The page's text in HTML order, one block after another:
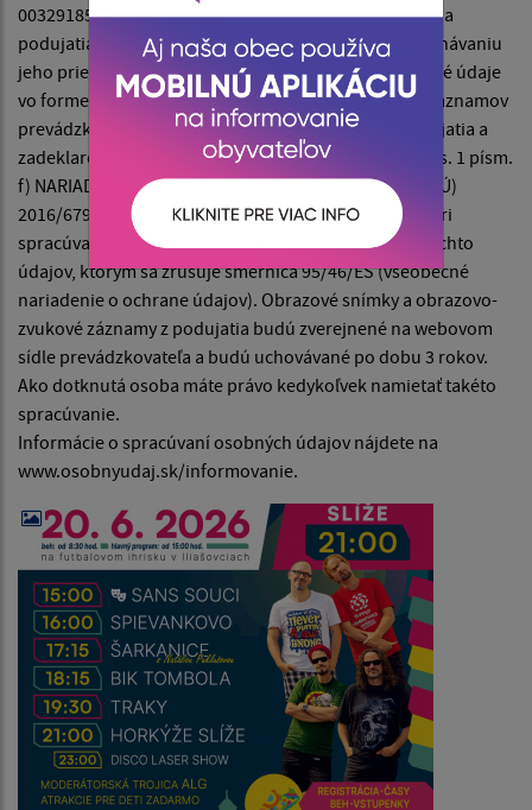
00329185 si Vás dovoľuje informovať, že v čase konania
podujatia dôjde na vyhradených miestach k zaznamenávaniu
jeho priebehu audiovizuálnou technikou. Vaše osobné údaje
vo forme obrazových snímok a obrazovozvukových záznamov
prevádzkovateľ spracúva za účelom propagácie podujatia a
zadeklarovania jeho priebehu, a to V súlade s čl. 6 ods. 1 písm.
f) NARIADENIA EURÓPSKEHO PARLAMENTU A RADY (EÚ)
2016/679 z 27. apríla 2016 o ochrane fyzických osôb pri
spracúvaní osobných údajov a o voľnom pohybe takýchto
údajov, ktorým sa zrušuje smernica 95/46/ES (všeobecné
nariadenie o ochrane údajov). Obrazové snímky a obrazovo-
zvukové záznamy z podujatia budú zverejnené na webovom
sídle prevádzkovateľa a budú uchovávané po dobu 3 rokov.
Ako dotknutá osoba máte právo kedykoľvek namietať takéto
spracúvanie.
Informácie o spracúvaní osobných údajov nájdete na
www.osobnyudaj.sk/informovanie.